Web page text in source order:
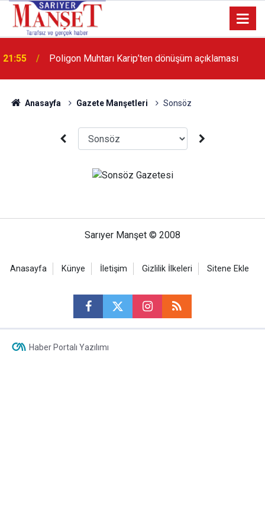
21:55 Poligon Muhtarı Karip’ten dönüşüm açıklaması
Anasayfa Gazete Manşetleri Sonsöz
Sarıyer Manşet © 2008
Anasayfa Künye İletişim Gizlilik İlkeleri Sitene Ekle
Haber Portalı Yazılımı